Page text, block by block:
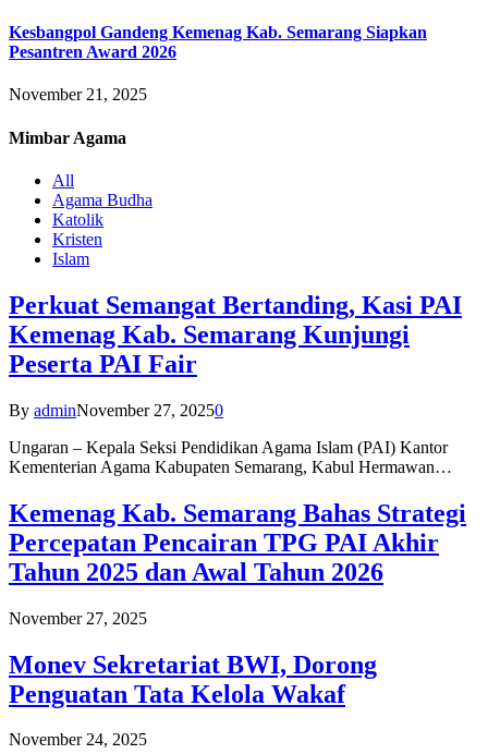
Kesbangpol Gandeng Kemenag Kab. Semarang Siapkan
Pesantren Award 2026
November 21, 2025
Mimbar Agama
All
Agama Budha
Katolik
Kristen
Islam
Perkuat Semangat Bertanding, Kasi PAI
Kemenag Kab. Semarang Kunjungi
Peserta PAI Fair
By adminNovember 27, 20250
Ungaran – Kepala Seksi Pendidikan Agama Islam (PAI) Kantor
Kementerian Agama Kabupaten Semarang, Kabul Hermawan…
Kemenag Kab. Semarang Bahas Strategi
Percepatan Pencairan TPG PAI Akhir
Tahun 2025 dan Awal Tahun 2026
November 27, 2025
Monev Sekretariat BWI, Dorong
Penguatan Tata Kelola Wakaf
November 24, 2025